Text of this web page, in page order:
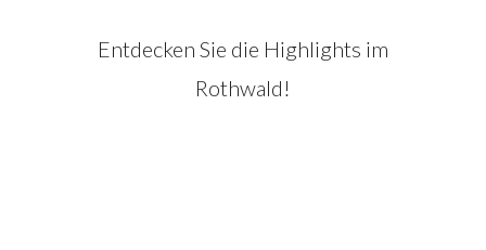
Entdecken Sie die Highlights im
Rothwald!